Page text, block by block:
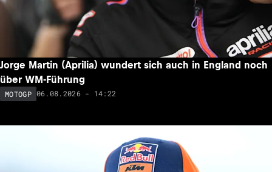
Jorge Martin (Aprilia) wundert sich auch in England noch
über WM-Führung
MOTOGP 06.08.2026 - 14:22